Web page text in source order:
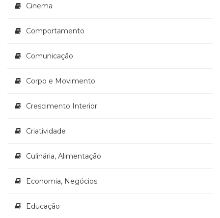
Televisão
Temas
africanos
Terapia
(21)
e
Turismo
Vida
(32)
Cinema
Comportamento
Comunicação
Corpo e Movimento
Crescimento Interior
Criatividade
Culinária, Alimentação
Economia, Negócios
Educação